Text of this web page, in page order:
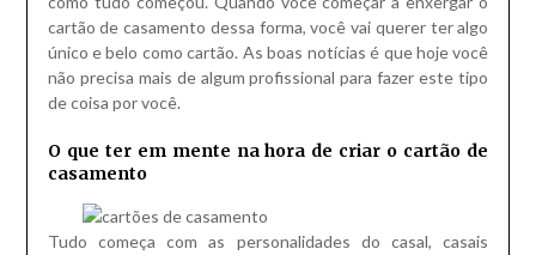
cartão de casamento dessa forma, você vai querer ter algo
único e belo como cartão. As boas notícias é que hoje você
não precisa mais de algum profissional para fazer este tipo
de coisa por você.
O que ter em mente na hora de criar o cartão de
casamento
Tudo começa com as personalidades do casal, casais